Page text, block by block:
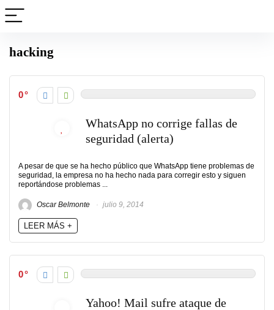
hacking
0
WhatsApp no corrige fallas de
seguridad (alerta)
A pesar de que se ha hecho público que WhatsApp tiene problemas de
seguridad, la empresa no ha hecho nada para corregir esto y siguen
reportándose problemas ...
Oscar Belmonte julio 9, 2014
LEER MÁS +
0
Yahoo! Mail sufre ataque de